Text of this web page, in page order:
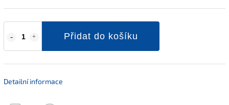
Přidat do košíku
Detailní informace